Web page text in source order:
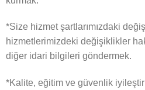
*Size hizmet şartlarımızdaki
hizmetlerimizdeki değişiklikler
diğer idari bilgileri göndermek.
*Kalite, eğitim ve güvenlik